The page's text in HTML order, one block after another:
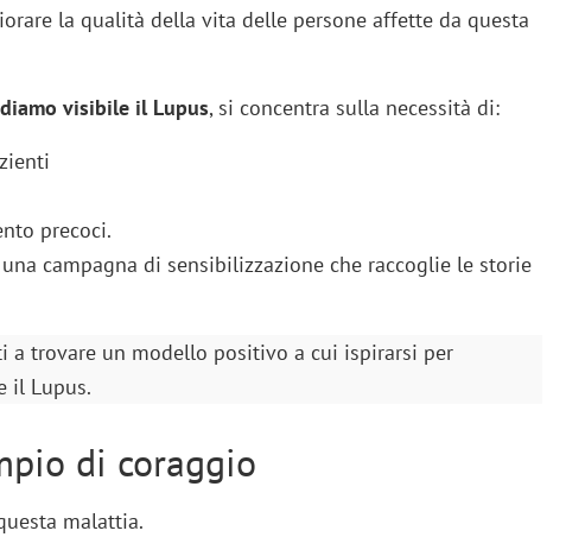
la qualità della vita delle persone affette da questa
visibile il Lupus, si concentra sulla necessità di:
precoci.
campagna di sensibilizzazione che raccoglie le storie
a trovare un modello positivo a cui ispirarsi per
il Lupus.
di coraggio
malattia.